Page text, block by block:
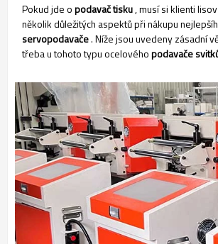
Pokud jde opodavač tisku, musí si klienti
několik důležitých aspektů při nákupu
servopodavače. Níže jsou uvedeny zásadní
třeba u tohoto typu ocelovéhopodavače